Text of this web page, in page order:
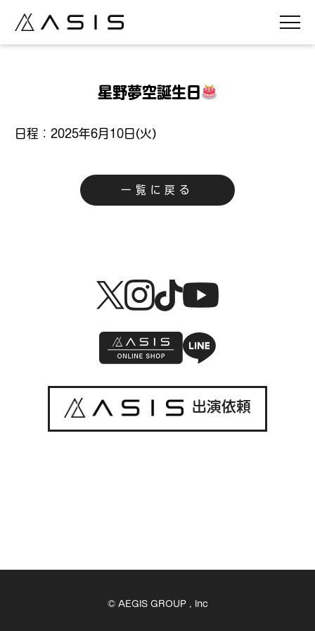
星野夢空誕生日
日程：2025年6月10日(火)
一覧に戻る
出演依頼
© AEGIS GROUP , Inc